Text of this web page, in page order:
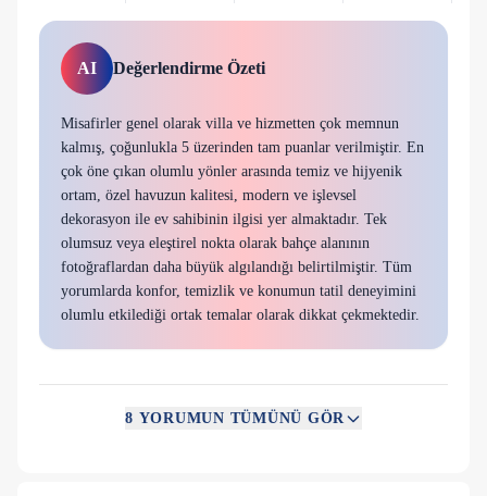
yüksekliğinde yeşil sarmaşıklar ile çevrilidir , misafirlerimizin
havuz etrafında güneşlenebileceği alanlar yer alır.
kurulu bir barbekü düzeneği bulunmaktadır. Villaya ulaşan
misafirlerimiz kendilerine ait otoparka giriş yaprak tatillerine
başlarlar. Misafirlerine sauna ve jakuzi imkanıyla ekstra bir
konfor sunan orta üst sınıf villa olarak portföyümüzde yer
almaktadır.
Villa Tipi: Tam Müstakil
Oda Sayısı: 3
Banyo Sayısı: 3
Jakuzi: Mevcut
Havuz Başı Wc ve Duş: Mevcut Değil
AI Değerlendirme Özeti
Misafirler genel olarak villa ve hizmetten çok memnun
kalmış, çoğunlukla 5 üzerinden tam puanlar verilmiştir. En
çok öne çıkan olumlu yönler arasında temiz ve hijyenik
ortam, özel havuzun kalitesi, modern ve işlevsel
dekorasyon ile ev sahibinin ilgisi yer almaktadır. Tek
olumsuz veya eleştirel nokta olarak bahçe alanının
fotoğraflardan daha büyük algılandığı belirtilmiştir. Tüm
yorumlarda konfor, temizlik ve konumun tatil deneyimini
olumlu etkilediği ortak temalar olarak dikkat çekmektedir.
8 YORUMUN TÜMÜNÜ GÖR